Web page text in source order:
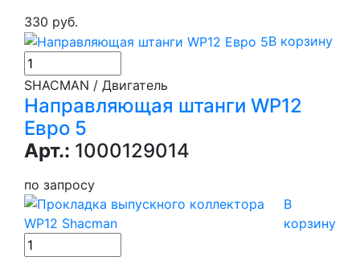
330 руб.
В корзину
SHACMAN / Двигатель
Направляющая штанги WP12
Евро 5
Арт.: 1000129014
по запросу
В
корзину